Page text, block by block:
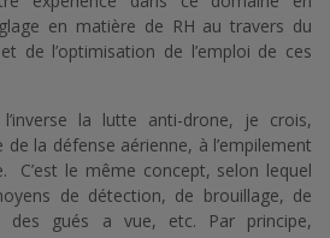
en matière de RH au travers du
de l’optimisation de l’emploi de ces
la lutte anti-drone, je crois,
la défense aérienne, à l’empilement
C’est le même concept, selon lequel
de détection, de brouillage, de
des gués a vue, etc. Par principe,